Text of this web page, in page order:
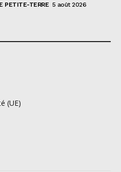
PETITE-TERRE 5 août 2026
(UE)